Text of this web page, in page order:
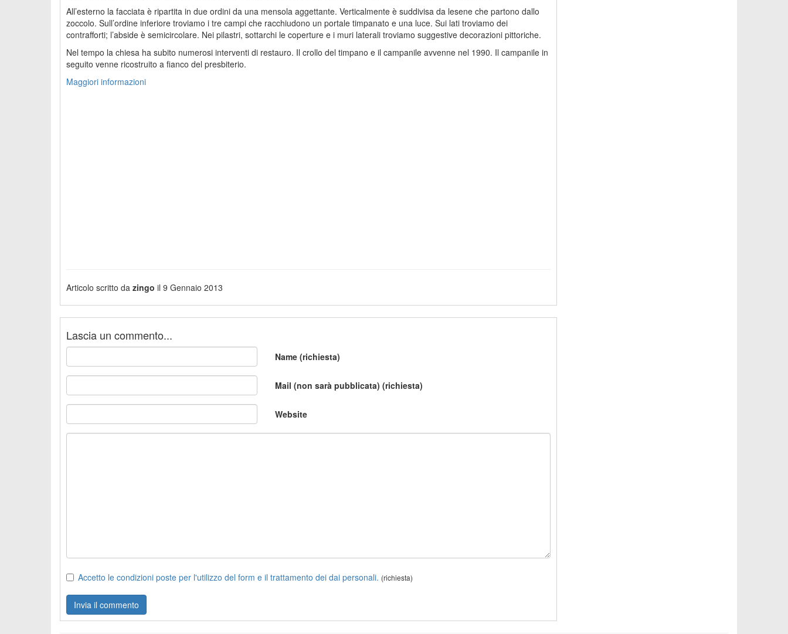
All’esterno la facciata è ripartita in due ordini da una mensola aggettante. Verticalmente è suddivisa da lesene che partono dallo
zoccolo. Sull’ordine inferiore troviamo i tre campi che racchiudono un portale timpanato e una luce. Sui lati troviamo dei
contrafforti; l’abside è semicircolare. Nei pilastri, sottarchi le coperture e i muri laterali troviamo suggestive decorazioni pittoriche.
Nel tempo la chiesa ha subito numerosi interventi di restauro. Il crollo del timpano e il campanile avvenne nel 1990. Il campanile in
seguito venne ricostruito a fianco del presbiterio.
Maggiori informazioni
Articolo scritto da zingo il 9 Gennaio 2013
Lascia un commento...
Name (richiesta)
Mail (non sarà pubblicata) (richiesta)
Website
Accetto le condizioni poste per l'utilizzo del form e il trattamento dei dai personali. (richiesta)